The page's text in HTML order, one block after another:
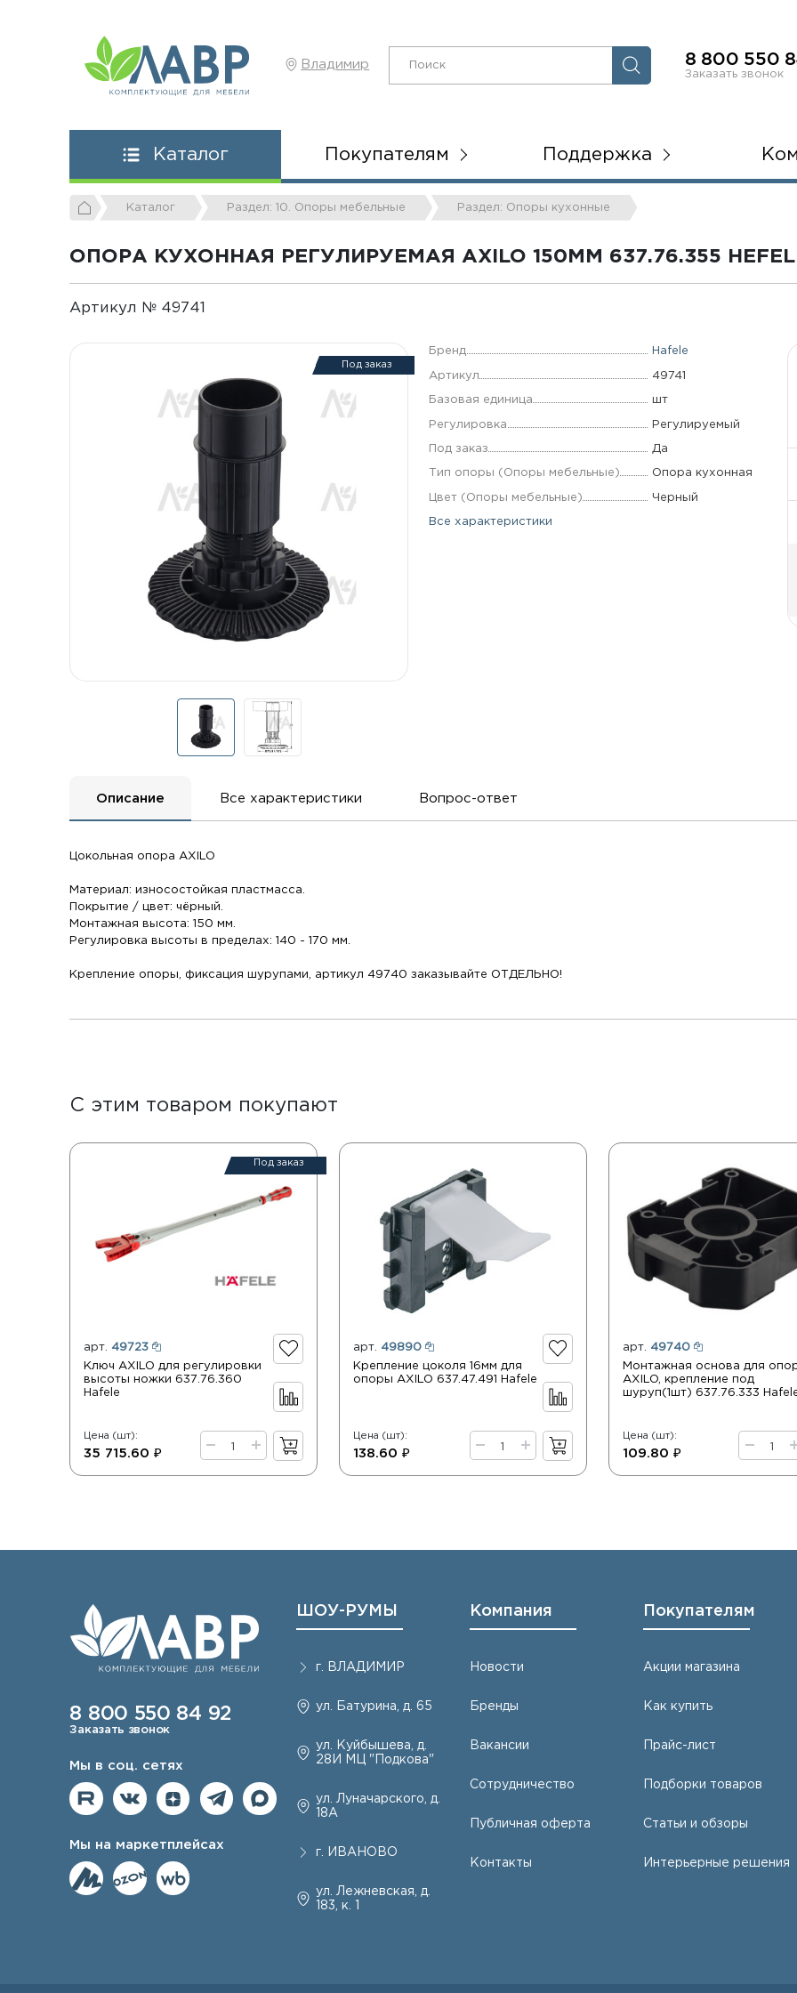
Владимир 8 800 550
Заказать звонок
Каталог Покупателям Поддержка
Каталог Раздел: 10. Опоры мебельные Раздел: Опоры кухонные
ОПОРА КУХОННАЯ РЕГУЛИРУЕМАЯ AXILO 150ММ 637.76.355
Артикул № 49741
Под заказ
Бренд Hafele
Артикул 49741
Базовая единица шт
Регулировка Регулируемый
Под заказ Да
Тип опоры (Опоры мебельные) Опора кухонная
Цвет (Опоры мебельные) Черный
Все характеристики
Описание Все характеристики Вопрос-ответ
Цокольная опора AXILO
Материал: износостойкая пластмасса.
Покрытие / цвет: чёрный.
Монтажная высота: 150 мм.
Регулировка высоты в пределах: 140 - 170 мм.
Крепление опоры, фиксация шурупами, артикул 49740 заказывайте ОТДЕЛЬНО!
С этим товаром покупают
Под заказ
арт. 49723
Ключ AXILO для регулировки
высоты ножки 637.76.360
Hafele
Цена (шт):
35 715.60 ₽
арт. 49890
Крепление цоколя 16мм для
опоры AXILO 637.47.491 Hafele
Цена (шт):
138.60 ₽
арт. 49740
Монтажная основа для
AXILO, крепление под
шуруп(1шт) 637.76.333
Цена (шт):
109.80 ₽
8 800 550 84 92
Заказать звонок
Мы в соц. сетях
Мы на маркетплейсах
ШОУ-РУМЫ
г. ВЛАДИМИР
ул. Батурина, д. 65
ул. Куйбышева, д.
28И МЦ "Подкова"
ул. Луначарского, д.
18А
г. ИВАНОВО
ул. Лежневская, д.
183, к. 1
Компания
Новости
Бренды
Вакансии
Сотрудничество
Публичная оферта
Контакты
Покупателям
Акции магазина
Как купить
Прайс-лист
Подборки товаров
Статьи и обзоры
Интерьерные решения